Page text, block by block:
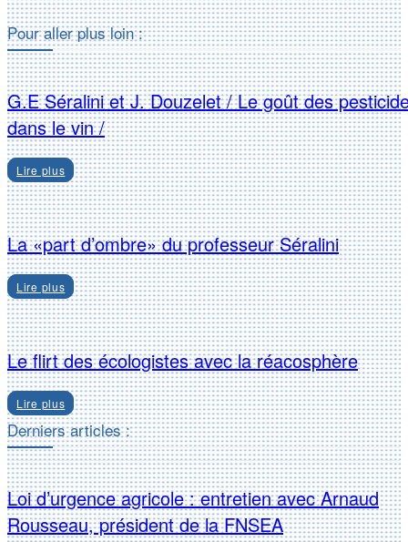
Pour aller plus loin :
G.E Séralini et J. Douzelet / Le goût des
dans le vin /
Lire plus
La «part d’ombre» du professeur Séralini
Lire plus
Le flirt des écologistes avec la réacosphère
Lire plus
Derniers articles :
Loi d’urgence agricole : entretien avec Arnaud
Rousseau, président de la FNSEA